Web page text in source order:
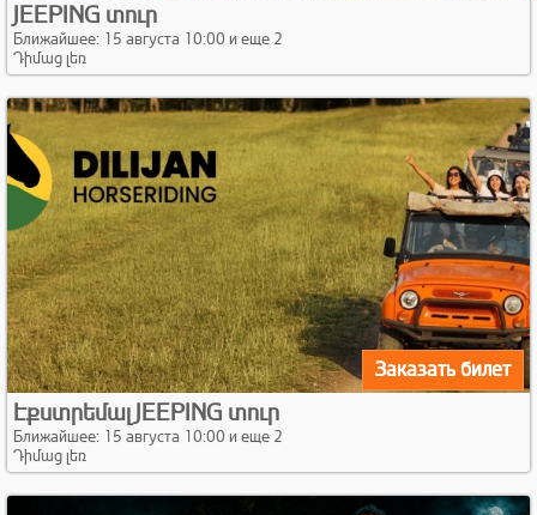
JEEPING տուր
Ближайшее: 15 августа 10:00 и еще 2
Դիմաց լեռ
Заказать билет
Էքստրեմալ JEEPING տուր
Ближайшее: 15 августа 10:00 и еще 2
Դիմաց լեռ